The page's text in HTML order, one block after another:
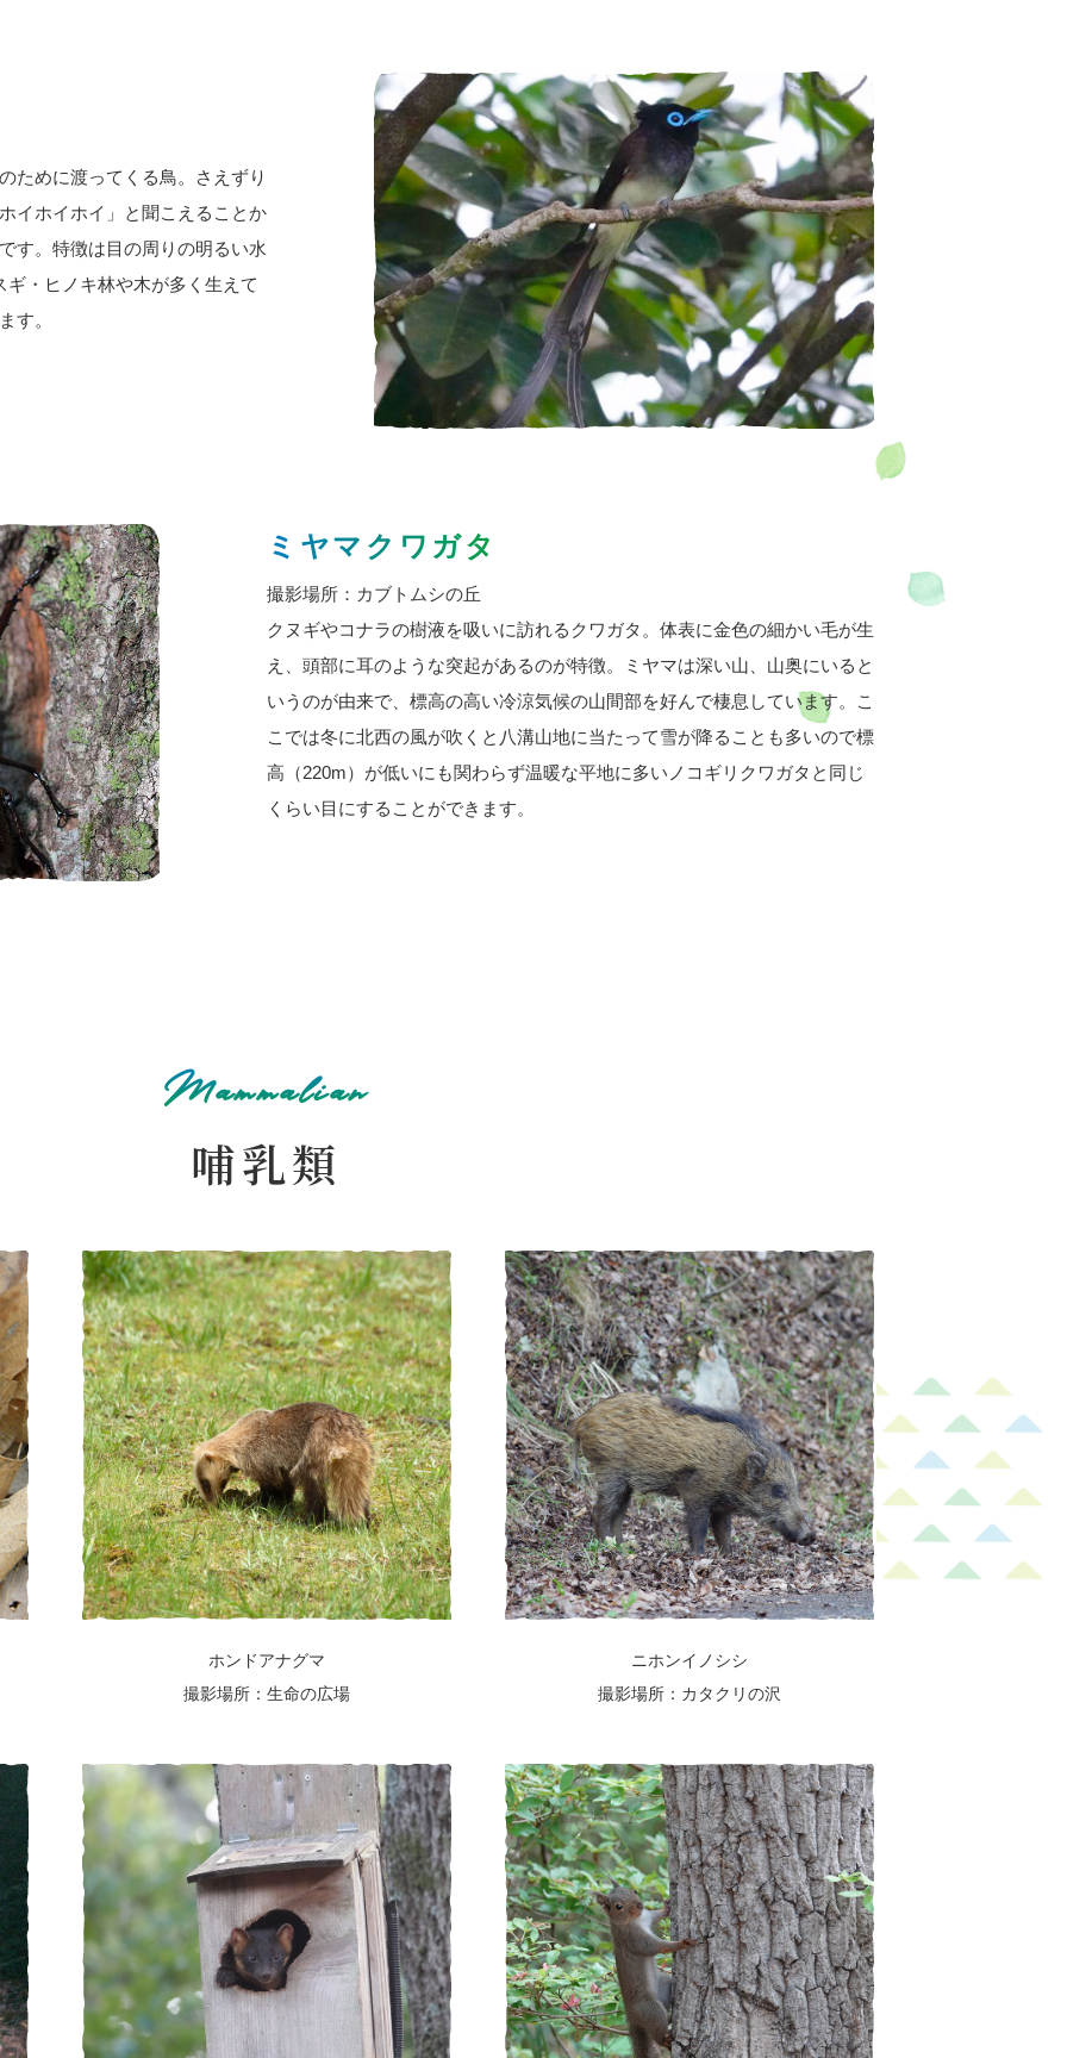
ために渡ってくる鳥。さえずり
イホイホイ」と聞こえることか
す。特徴は目の周りの明るい水
・ヒノキ林や木が多く生えて
す。
ミヤマクワガタ
撮影場所：カブトムシの丘
クヌギやコナラの樹液を吸いに訪れるクワガタ。体表に金色の細かい毛が生
え、頭部に耳のような突起があるのが特徴。ミヤマは深い山、山奥にいると
いうのが由来で、標高の高い冷涼気候の山間部を好んで棲息しています。こ
こでは冬に北西の風が吹くと八溝山地に当たって雪が降ることも多いので標
高（220m）が低いにも関わらず温暖な平地に多いノコギリクワガタと同じ
くらい目にすることができます。
Mammalian
哺乳類
ホンドアナグマ
撮影場所：生命の広場
ニホンイノシシ
撮影場所：カタクリの沢